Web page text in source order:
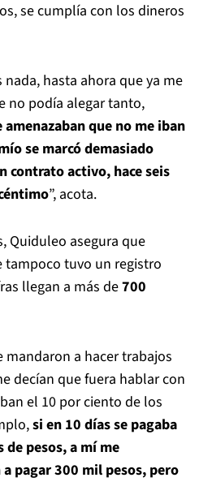
se cumplía con los dineros
hasta ahora que ya me
no podía alegar tanto,
amenazaban que no me iban
se marcó demasiado
contrato activo, hace seis
”, acota.
Quiduleo asegura que
tampoco tuvo un registro
llegan a más de700
mandaron a hacer trabajos
decían que fuera hablar con
el 10 por ciento de los
si en 10 días se pagaba
pesos, a mí me
pagar 300 mil pesos, pero